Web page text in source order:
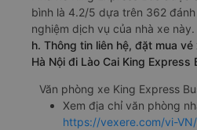
bình là 4.2/5 dựa trên 362
nghiệm dịch vụ của nhà xe này.
h. Thông tin liên hệ, đặt mua
Hà Nội đi Lào Cai King Express
Văn phòng xe King Express
Xem địa chỉ văn phòng
https://vexere.com/vi-